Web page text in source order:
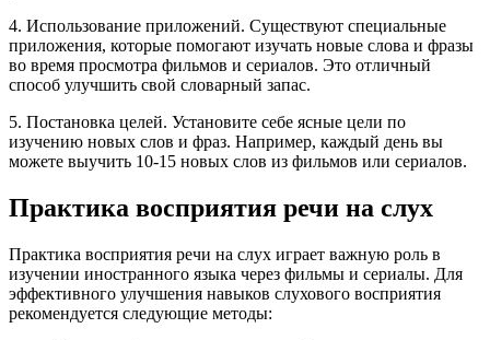
4. Использование приложений. Существуют специальные
приложения, которые помогают изучать новые слова и фразы
во время просмотра фильмов и сериалов. Это отличный
способ улучшить свой словарный запас.
5. Постановка целей. Установите себе ясные цели по
изучению новых слов и фраз. Например, каждый день вы
можете выучить 10-15 новых слов из фильмов или сериалов.
Практика восприятия речи на слух
Практика восприятия речи на слух играет важную роль в
изучении иностранного языка через фильмы и сериалы. Для
эффективного улучшения навыков слухового восприятия
рекомендуется следующие методы: